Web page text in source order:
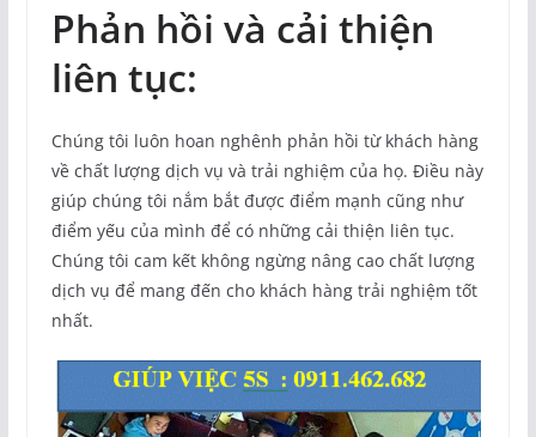
Phản hồi và cải thiện
liên tục:
Chúng tôi luôn hoan nghênh phản hồi từ khách hàng
về chất lượng dịch vụ và trải nghiệm của họ. Điều này
giúp chúng tôi nắm bắt được điểm mạnh cũng như
điểm yếu của mình để có những cải thiện liên tục.
Chúng tôi cam kết không ngừng nâng cao chất lượng
dịch vụ để mang đến cho khách hàng trải nghiệm tốt
nhất.